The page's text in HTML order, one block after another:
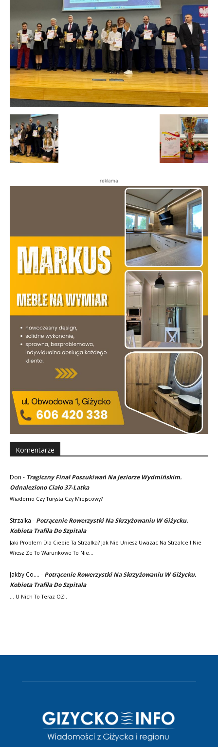
reklama
Komentarze
Don - Tragiczny Finał Poszukiwań Na Jeziorze Wydmińskim.
Odnaleziono Ciało 37-Latka
Wiadomo Czy Turysta Czy Miejscowy?
Strzalka - Potrącenie Rowerzystki Na Skrzyżowaniu W Giżycku.
Kobieta Trafiła Do Szpitala
Jaki Problem Dla Ciebie Ta Strzalka? Jak Nie Uniesz Uwazac Na Strzalce I Nie
Wiesz Ze To Warunkowe To Nie…
Jakby Co.... - Potrącenie Rowerzystki Na Skrzyżowaniu W Giżycku.
Kobieta Trafiła Do Szpitala
... U Nich To Teraz OZI.